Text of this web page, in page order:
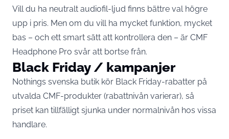
Vill du ha neutralt audiofil-ljud finns bättre val högre
upp i pris. Men om du vill ha mycket funktion, mycket
bas – och ett smart sätt att kontrollera den – är CMF
Headphone Pro svår att bortse från.
Black Friday / kampanjer
Nothings svenska butik kör Black Friday-rabatter på
utvalda CMF-produkter (rabattnivån varierar), så
priset kan tillfälligt sjunka under normalnivån hos vissa
handlare.